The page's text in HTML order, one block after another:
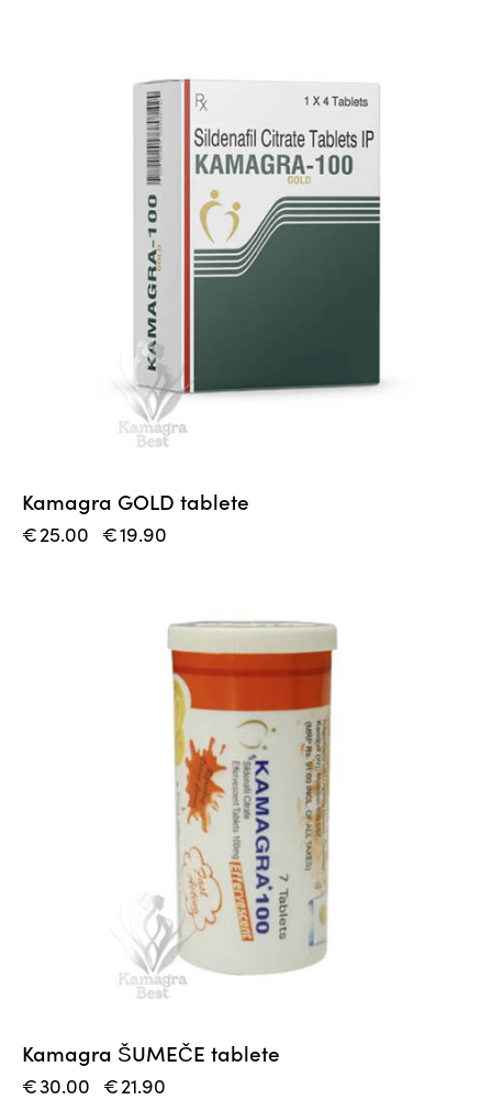
Kamagra GOLD tablete
€25.00 €19.90
Kamagra ŠUMEČE tablete
€30.00 €21.90